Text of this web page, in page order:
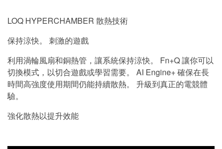
LOQ HYPERCHAMBER 散熱技術
保持涼快。 刺激的遊戲
利用渦輪風扇和銅熱管，讓系統保持涼快。 Fn+Q 讓你可以
切換模式，以切合遊戲或學習需要。 AI Engine+ 確保在長
時間高強度使用期間仍能持續散熱。 升級到真正的電競體
驗。
強化散熱以提升效能